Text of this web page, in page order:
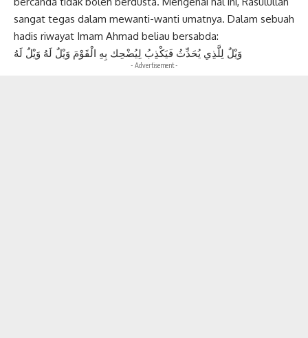
sangat tegas dalam mewanti-wanti umatnya. Dalam sebuah
hadis riwayat Imam Ahmad beliau bersabda:
وَيْلٌ لِلَّذِي يُحَدِّثُ فَيَكْذِبُ لِيُضْحِك بِهِ الْقَوْمَ وَيْلٌ لَهُ وَيْلٌ لَهُ
- Advertisement -